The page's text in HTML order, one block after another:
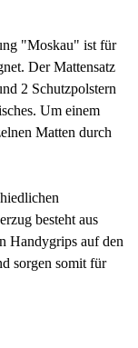
"Moskau" ist für
Der Mattensatz
2 Schutzpolstern
Um einem
Matten durch
besteht aus
Handygrips auf den
sorgen somit für